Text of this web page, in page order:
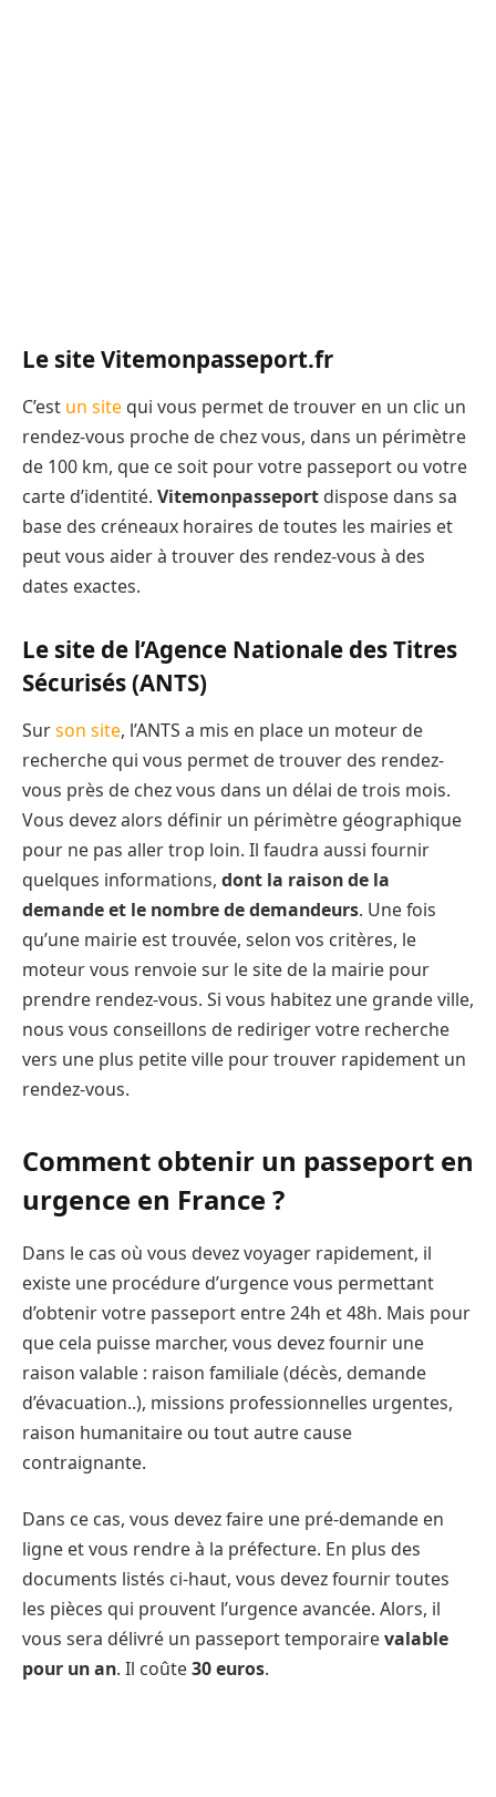
Le site Vitemonpasseport.fr
C’est un site qui vous permet de trouver en un clic un
rendez-vous proche de chez vous, dans un périmètre
de 100 km, que ce soit pour votre passeport ou votre
carte d’identité. Vitemonpasseport dispose dans sa
base des créneaux horaires de toutes les mairies et
peut vous aider à trouver des rendez-vous à des
dates exactes.
Le site de l’Agence Nationale des Titres
Sécurisés (ANTS)
Surson site, l’ANTS a mis en place un moteur de
recherche qui vous permet de trouver des rendez-
vous près de chez vous dans un délai de trois mois.
Vous devez alors définir un périmètre géographique
pour ne pas aller trop loin. Il faudra aussi fournir
quelques informations, dont la raison de la
demande et le nombre de demandeurs. Une fois
qu’une mairie est trouvée, selon vos critères, le
moteur vous renvoie sur le site de la mairie pour
prendre rendez-vous. Si vous habitez une grande ville,
nous vous conseillons de rediriger votre recherche
vers une plus petite ville pour trouver rapidement un
rendez-vous.
Comment obtenir un passeport en
urgence en France ?
Dans le cas où vous devez voyager rapidement, il
existe une procédure d’urgence vous permettant
d’obtenir votre passeport entre 24h et 48h. Mais pour
que cela puisse marcher, vous devez fournir une
raison valable : raison familiale (décès, demande
d’évacuation..), missions professionnelles urgentes,
raison humanitaire ou tout autre cause
contraignante.
Dans ce cas, vous devez faire une pré-demande en
ligne et vous rendre à la préfecture. En plus des
documents listés ci-haut, vous devez fournir toutes
les pièces qui prouvent l’urgence avancée. Alors, il
vous sera délivré un passeport temporairevalable
pour un an. Il coûte30 euros.